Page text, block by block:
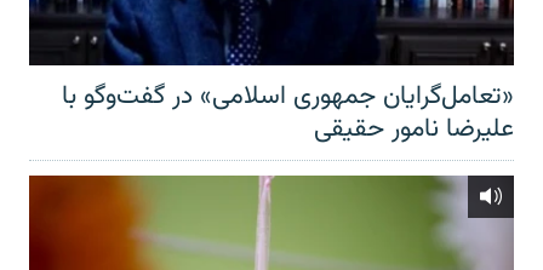
«تعامل‌گرایان جمهوری اسلامی» در گفت‌وگو با
علیرضا نامور حقیقی